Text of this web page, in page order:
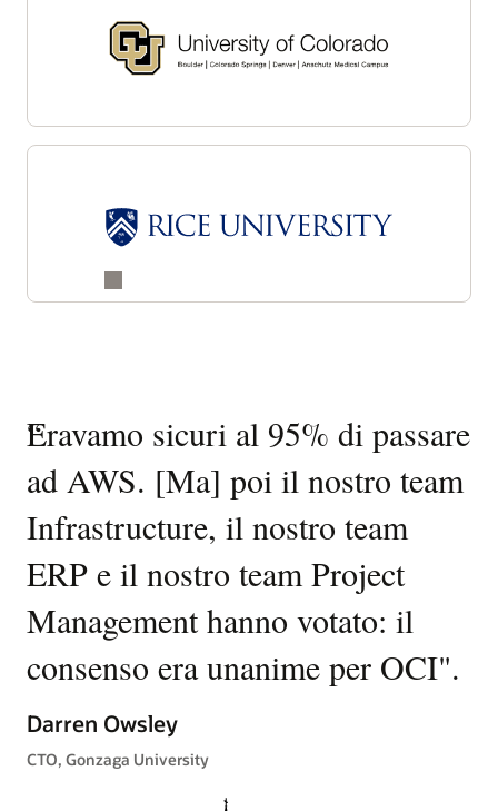
Storie
successo
dei
clienti
“
Eravamo sicuri al 95% di passare
ad AWS. [Ma] poi il nostro team
Infrastructure, il nostro team
ERP e il nostro team Project
Management hanno votato: il
consenso era unanime per OCI".
Darren Owsley
CTO, Gonzaga University